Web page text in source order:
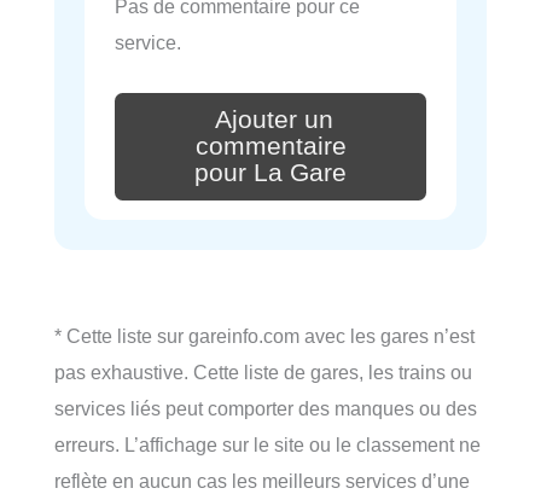
Pas de commentaire pour ce
service.
Ajouter un
commentaire
pour La Gare
* Cette liste sur gareinfo.com avec les gares n’est
pas exhaustive. Cette liste de gares, les trains ou
services liés peut comporter des manques ou des
erreurs. L’affichage sur le site ou le classement ne
reflète en aucun cas les meilleurs services d’une